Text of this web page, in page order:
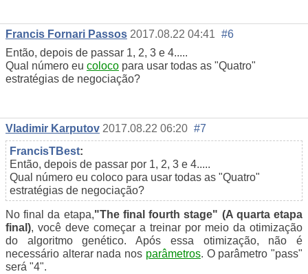
Francis Fornari Passos 2017.08.22 04:41 #6
Então, depois de passar 1, 2, 3 e 4.....
Qual número eu coloco para usar todas as "Quatro"
estratégias de negociação?
Vladimir Karputov 2017.08.22 06:20 #7
FrancisTBest:
Então, depois de passar por 1, 2, 3 e 4.....
Qual número eu coloco para usar todas as "Quatro"
estratégias de negociação?
No final da etapa,"The final fourth stage" (A quarta etapa
final), você deve começar a treinar por meio da otimização
do algoritmo genético. Após essa otimização, não é
necessário alterar nada nos parâmetros. O parâmetro "pass"
será "4".